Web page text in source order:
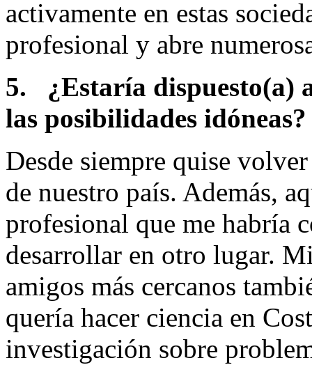
activamente en estas
profesional y abre
5. ¿Estaría dispuesto(a)
las posibilidades idóneas?
Desde siempre quise
de nuestro país. Además,
profesional que me habría
desarrollar en otro lugar.
amigos más cercanos
quería hacer ciencia en
investigación sobre